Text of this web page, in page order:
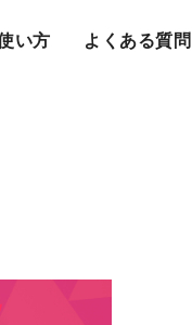
い方 よくある質問